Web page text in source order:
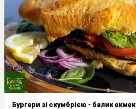
Бургери зі скумбрією - балик екмек